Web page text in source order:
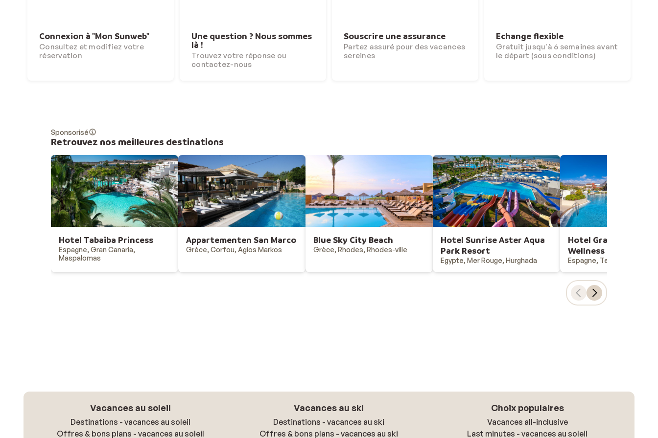
Connexion à "Mon Sunweb"
Consultez et modifiez votre
réservation
Une question ? Nous sommes
là !
Trouvez votre réponse ou
contactez-nous
Souscrire une assurance
Partez assuré pour des vacances
sereines
Echange flexible
Gratuit jusqu'à 6 semaines avant
le départ (sous conditions)
Sponsorisé
Retrouvez nos meilleures destinations
Hotel Tabaiba Princess
Espagne, Gran Canaria,
Maspalomas
Appartementen San Marco
Grèce, Corfou, Agios Markos
Blue Sky City Beach
Grèce, Rhodes, Rhodes-ville
Hotel Sunrise Aster Aqua
Park Resort
Egypte, Mer Rouge, Hurghada
Hotel Gran Tacande
Wellness
Espagne, Tenerife, Costa
Vacances au soleil
Destinations - vacances au soleil
Offres & bons plans - vacances au soleil
Vacances au ski
Destinations - vacances au ski
Offres & bons plans - vacances au ski
Choix populaires
Vacances all-inclusive
Last minutes - vacances au soleil